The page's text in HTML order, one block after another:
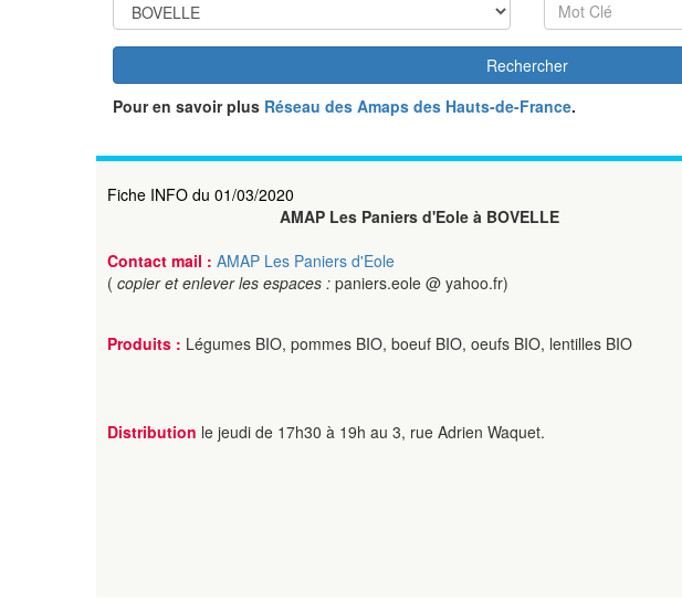
Rechercher
Pour en savoir plus Réseau des Amaps des Hauts-de-France.
Fiche INFO du 01/03/2020
AMAP Les Paniers d'Eole à BOVELLE
Contact mail : AMAP Les Paniers d'Eole
( copier et enlever les espaces : paniers.eole @ yahoo.fr)
Produits : Légumes BIO, pommes BIO, boeuf BIO, oeufs BIO, lentilles BIO
Distribution le jeudi de 17h30 à 19h au 3, rue Adrien Waquet.